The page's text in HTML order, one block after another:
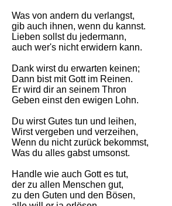
Was von andern du verlangst,
gib auch ihnen, wenn du kannst.
Lieben sollst du jedermann,
auch wer's nicht erwidern kann.
Dank wirst du erwarten keinen;
Dann bist mit Gott im Reinen.
Er wird dir an seinem Thron
Geben einst den ewigen Lohn.
Du wirst Gutes tun und leihen,
Wirst vergeben und verzeihen,
Wenn du nicht zurück bekommst,
Was du alles gabst umsonst.
Handle wie auch Gott es tut,
der zu allen Menschen gut,
zu den Guten und den Bösen,